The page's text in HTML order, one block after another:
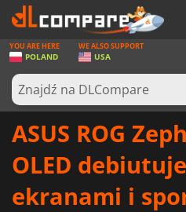
GRY
KARTY DO GIER
OPROGRAMOWANIE
YOU ARE HERE
POLAND
WE ALSO SUPPORT
USA
ASUS ROG
OLED
ekranami i